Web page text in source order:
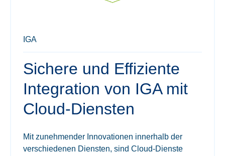
IGA
Sichere und Effiziente
Integration von IGA mit
Cloud-Diensten
Mit zunehmender Innovationen innerhalb der
verschiedenen Diensten, sind Cloud-Dienste